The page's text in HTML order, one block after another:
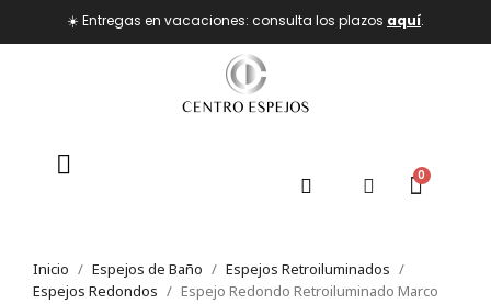
☀️ Entregas en vacaciones: consulta los plazos aquí.
Inicio Espejos de Baño
Espejos Retroiluminados
Espejos Redondos
Espejo Redondo Retroiluminado Marco